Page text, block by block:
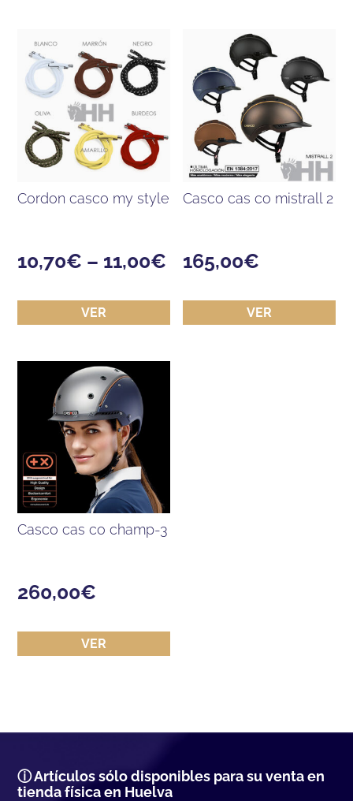
cordon casco my style
10,70€ – 11,00€
VER
casco cas co mistrall 2
165,00€
VER
casco cas co champ-3
260,00€
VER
ⓘ Artículos sólo disponibles para su venta en
tienda física en Huelva